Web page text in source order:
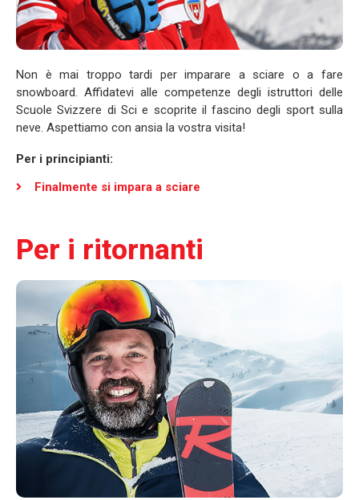
Non è mai troppo tardi per imparare a sciare o a fare
snowboard. Affidatevi alle competenze degli istruttori delle
Scuole Svizzere di Sci e scoprite il fascino degli sport sulla
neve. Aspettiamo con ansia la vostra visita!
Per i principianti:
Finalmente si impara a sciare
Per i ritornanti